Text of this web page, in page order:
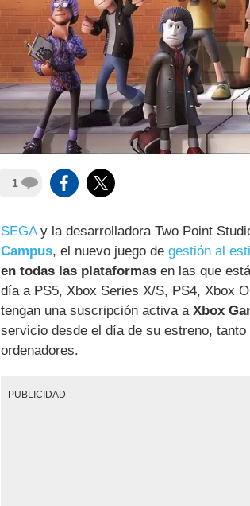
1
SEGAy la desarrolladora Two Point
Campus, el nuevo juego de gestión al
en todas las plataformas en las que
día a PS5, Xbox Series X/S, PS4, Xbox
tengan una suscripción activa aXbox
servicio desde el día de su estreno,
ordenadores.
PUBLICIDAD